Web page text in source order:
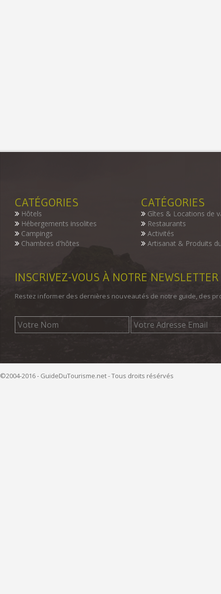
CATÉGORIES
Hôtels
Hébergements insolites
Campings
Chambres d'hôtes
CATÉGORIES
Gîtes & Locations de
Restaurants
Activités
Artisanat & Produits
INSCRIVEZ-VOUS À NOTRE NEWSLETTER
Restez informer des dernières nouveautés de notre guide, des
©2004-2016 - GuideDuTourisme.net - Tous droits résérvés